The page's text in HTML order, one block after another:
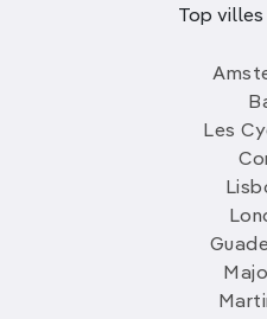
Top villes
Les